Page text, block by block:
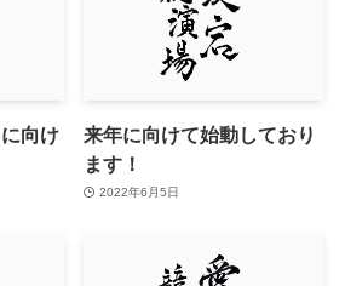
向け
来年に向けて始動しており
ます！
2022年6月5日